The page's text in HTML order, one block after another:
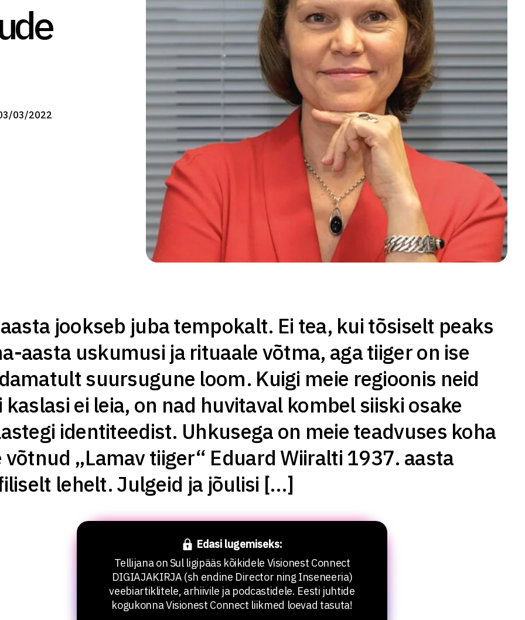
03/2022
jookseb juba tempokalt. Ei tea, kui tõsiselt peaks
aasta uskumusi ja rituaale võtma, aga tiiger on ise
suursugune loom. Kuigi meie regioonis neid
kaslasi ei leia, on nad huvitaval kombel siiski osake
identiteedist. Uhkusega on meie teadvuses koha
võtnud „Lamav tiiger“ Eduard Wiiralti 1937. aasta
lehelt. Julgeid ja jõulisi […]
Edasi lugemiseks:
Tellijana on Sul ligipääs kõikidele Visionest Connect
DIGIAJAKIRJA (sh endine Director ning Inseneeria)
veebiartiklitele, arhiivile ja podcastidele. Eesti juhtide
kogukonna Visionest Connect liikmed loevad tasuta!